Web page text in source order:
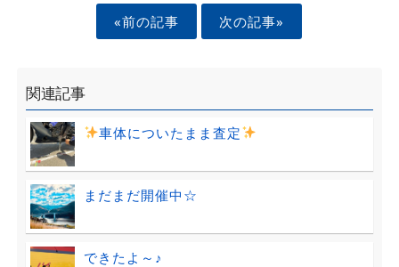
«前の記事 次の記事»
関連記事
車体についたまま査定
まだまだ開催中☆
できたよ～♪